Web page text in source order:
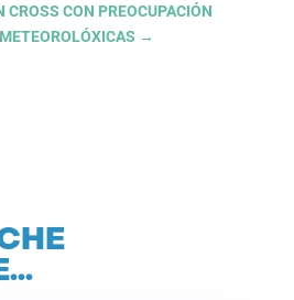
CROSS CON PREOCUPACIÓN
→